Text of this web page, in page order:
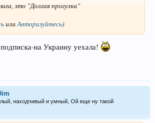
это "Долгая прогулка"
или Авторизуйтесь)
на Украину уехала!
находчивый и умный, Ой еще ну такой